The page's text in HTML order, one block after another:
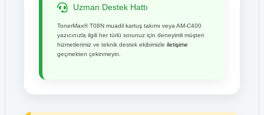
Uzman Destek Hattı
TonerMax® T08N muadil kartuş takımı veya AM-C400
yazıcınızla ilgili her türlü sorunuz için deneyimli müşteri
hizmetlerimiz ve teknik destek ekibimizle iletişime
geçmekten çekinmeyin.